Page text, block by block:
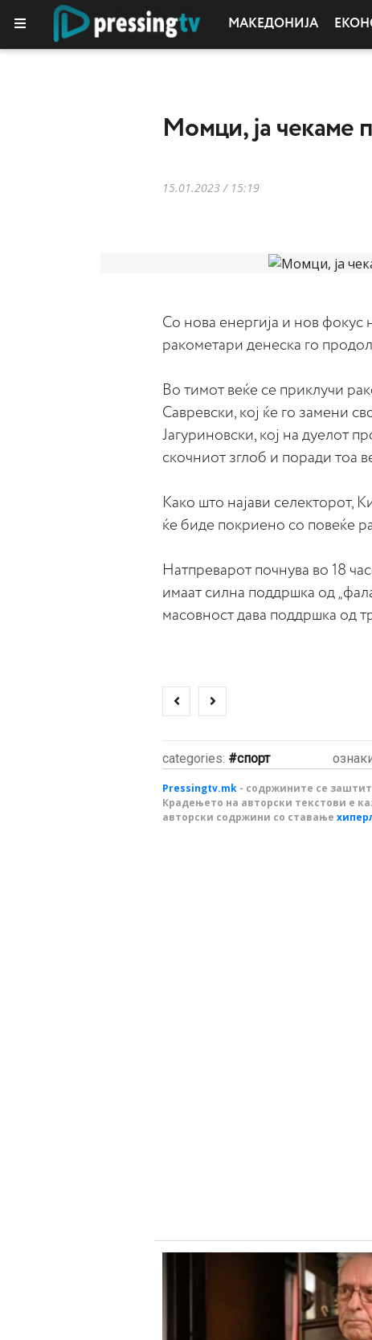
МАКЕДОНИЈА
Момци, ја чекаме
15.01.2023 / 15:19
Со нова енергија и нов фокус
ракометари денеска го
Во тимот веќе се приклучи
Савревски, кој ќе го замени
Јагуриновски, кој на дуелот
скочниот зглоб и поради тоа
Како што најави селекторот,
ќе биде покриено со повеќе
Натпреварот почнува во 18
имаат силна поддршка од
масовност дава поддршка од
categories: спорт
Pressingtv.mk - содржините се
Крадењето на авторски текстови е
авторски содржини со ставање